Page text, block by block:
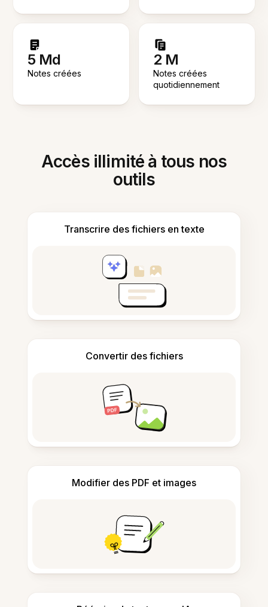
5 Md
Notes créées
2 M
Notes créées
quotidiennement
Accès illimité à tous nos
outils
Transcrire des fichiers en texte
Convertir des fichiers
Modifier des PDF et images